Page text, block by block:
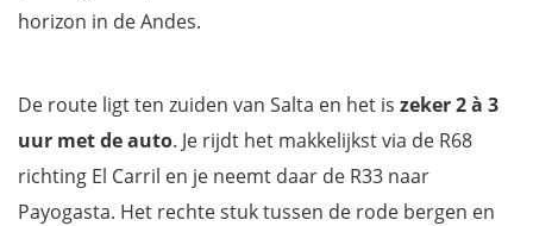
horizon in de Andes.
De route ligt ten zuiden van Salta en het is zeker 2 à 3
uur met de auto. Je rijdt het makkelijkst via de R68
richting El Carril en je neemt daar de R33 naar
Payogasta. Het rechte stuk tussen de rode bergen en